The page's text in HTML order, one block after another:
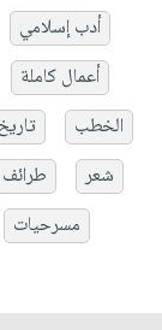
أدب إسلامي
أعمال كاملة
الخطب
شعر
مسرحيات